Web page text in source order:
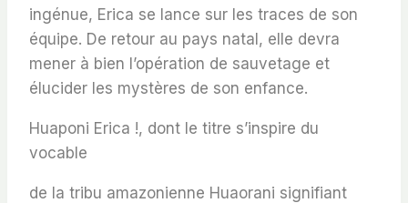
ingénue, Erica se lance sur les traces de son
équipe. De retour au pays natal, elle devra
mener à bien l’opération de sauvetage et
élucider les mystères de son enfance.
Huaponi Erica !, dont le titre s’inspire du
vocable
de la tribu amazonienne Huaorani signifiant